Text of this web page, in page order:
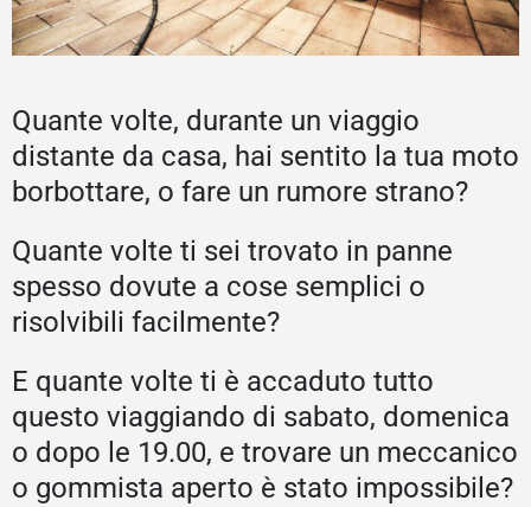
Quante volte, durante un viaggio
distante da casa, hai sentito la tua moto
borbottare, o fare un rumore strano?
Quante volte ti sei trovato in panne
spesso dovute a cose semplici o
risolvibili facilmente?
E quante volte ti è accaduto tutto
questo viaggiando di sabato, domenica
o dopo le 19.00, e trovare un meccanico
o gommista aperto è stato impossibile?